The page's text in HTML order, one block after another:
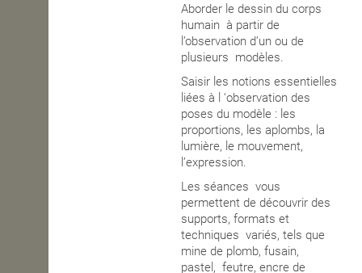
Aborder le dessin du corps
humain à partir de
l’observation d’un ou de
plusieurs modèles.
Saisir les notions essentielles
liées à l ‘observation des
poses du modèle : les
proportions, les aplombs, la
lumière, le mouvement,
l’expression.
Les séances vous
permettent de découvrir des
supports, formats et
techniques variés, tels que
mine de plomb, fusain,
pastel, feutre, encre de